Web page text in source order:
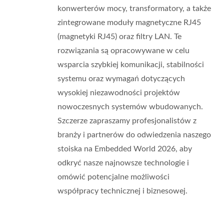
konwerterów mocy, transformatory, a także
zintegrowane moduły magnetyczne RJ45
(magnetyki RJ45) oraz filtry LAN. Te
rozwiązania są opracowywane w celu
wsparcia szybkiej komunikacji, stabilności
systemu oraz wymagań dotyczących
wysokiej niezawodności projektów
nowoczesnych systemów wbudowanych.
Szczerze zapraszamy profesjonalistów z
branży i partnerów do odwiedzenia naszego
stoiska na Embedded World 2026, aby
odkryć nasze najnowsze technologie i
omówić potencjalne możliwości
współpracy technicznej i biznesowej.